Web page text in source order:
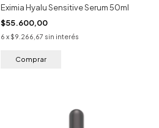
Eximia Hyalu Sensitive Serum 50ml
$55.600,00
6 x $9.266,67 sin interés